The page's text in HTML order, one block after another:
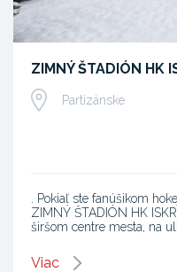
ZIMNÝ ŠTADIÓN HK
Partizánske
. Pokiaľ ste fanúšikom
ZIMNÝ ŠTADIÓN HK
širšom centre mesta, na
Viac